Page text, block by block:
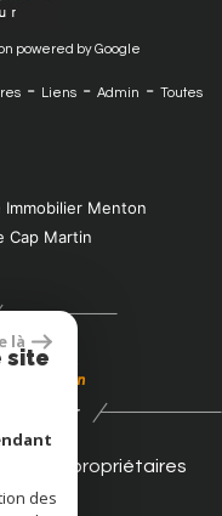
powered by Google
- Liens- Admin - Toutes
Immobilier Menton
Cap Martin
Espace propriétaires
là
site
des